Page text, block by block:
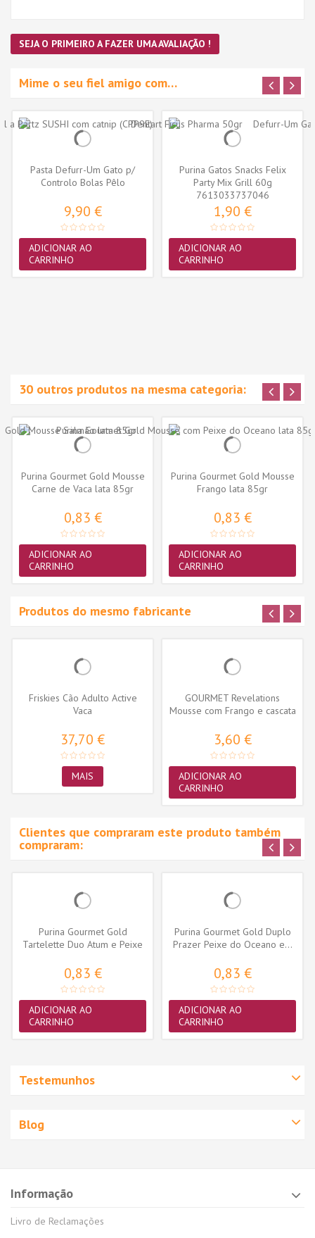
SEJA O PRIMEIRO A FAZER UMA AVALIAÇÃO !
Mime o seu fiel amigo com…
Pasta Defurr-Um Gato p/
Controlo Bolas Pêlo
9,90 €
ADICIONAR AO
CARRINHO
Purina Gatos Snacks Felix
Party Mix Grill 60g
7613033737046
1,90 €
ADICIONAR AO
CARRINHO
30 outros produtos na mesma categoria:
Purina Gourmet Gold Mousse
Carne de Vaca lata 85gr
0,83 €
ADICIONAR AO
CARRINHO
Purina Gourmet Gold Mousse
Frango lata 85gr
0,83 €
ADICIONAR AO
CARRINHO
Produtos do mesmo fabricante
Friskies Cão Adulto Active
Vaca
37,70 €
MAIS
GOURMET Revelations
Mousse com Frango e cascata
3,60 €
ADICIONAR AO
CARRINHO
Clientes que compraram este produto também
compraram:
Purina Gourmet Gold
Tartelette Duo Atum e Peixe
0,83 €
ADICIONAR AO
CARRINHO
Purina Gourmet Gold Duplo
Prazer Peixe do Oceano e...
0,83 €
ADICIONAR AO
CARRINHO
Testemunhos
Blog
Informação
Livro de Reclamações